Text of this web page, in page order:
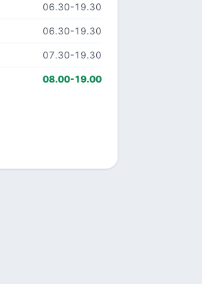
06.30-19.30
06.30-19.30
07.30-19.30
08.00-19.00